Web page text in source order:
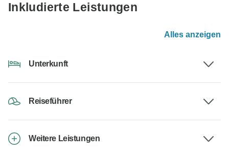
Inkludierte Leistungen
Alles anzeigen
Unterkunft
Reiseführer
Weitere Leistungen